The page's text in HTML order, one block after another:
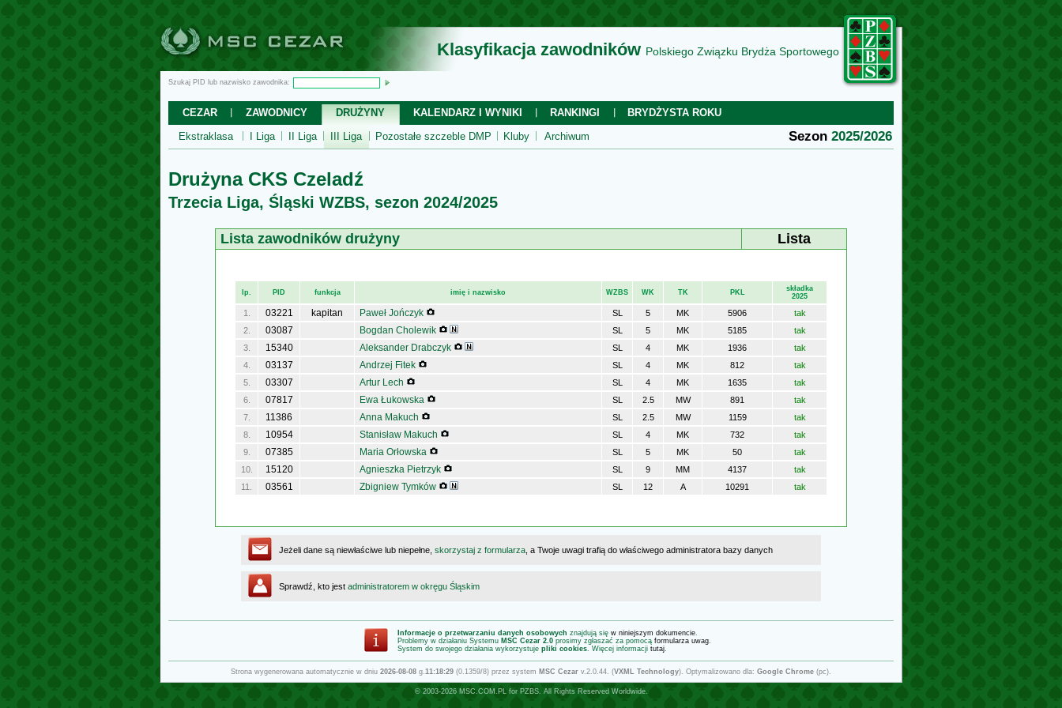
Klasyfikacja zawodników Polskiego Związku Brydża Sportowego
Szukaj PID lub nazwisko zawodnika:
CEZAR ZAWODNICY DRUŻYNY KALENDARZ I WYNIKI RANKINGI
BRYDŻYSTA ROKU
Ekstraklasa
I Liga II Liga III Liga Pozostałe szczeble DMP Kluby Archiwum Sezon 2025/2026
Drużyna CKS Czeladź
Trzecia Liga, Śląski WZBS, sezon 2024/2025
Lista zawodników drużyny Lista
lp. PID funkcja imię i nazwisko WZBS WK TK PKL
składka
2025
1. 03221 kapitan Paweł Jończyk SL 5 MK 5906
tak
2.
03087 Bogdan Cholewik SL 5 MK 5185
tak
3.
15340 Aleksander Drabczyk SL 4 MK 1936
tak
4.
03137 Andrzej Fitek SL 4 MK 812
tak
5.
03307 Artur Lech SL 4 MK 1635
tak
6.
07817 Ewa Łukowska SL 2.5 MW 891
tak
7.
11386 Anna Makuch SL 2.5 MW 1159
tak
8.
10954 Stanisław Makuch SL 4 MK 732
tak
9.
07385 Maria Orłowska SL 5 MK 50
tak
10.
15120 Agnieszka Pietrzyk SL 9 MM 4137
tak
11.
03561 Zbigniew Tymków SL 12 A 10291 tak
Jeżeli dane są niewłaściwe lub niepełne, skorzystaj z formularza , a Twoje uwagi trafią do właściwego administratora bazy danych
Sprawdź, kto jest administratorem w okręgu Śląskim
Informacje o przetwarzaniu danych osobowych znajdują się w niniejszym dokumencie.
Problemy w działaniu Systemu MSC Cezar 2.0 prosimy zgłaszać za pomocą formularza uwag.
System do swojego działania wykorzystuje pliki cookies. Więcej informacji tutaj.
Strona wygenerowana automatycznie w dniu 2026-08-08 g.11:18:29 (0.1359/8) przez system MSC Cezar v.2.0.44. (VXML Technology). Optymalizowano dla: Google Chrome (pc).
© 2003-2026 MSC.COM.PLfor PZBS. All Rights Reserved Worldwide.